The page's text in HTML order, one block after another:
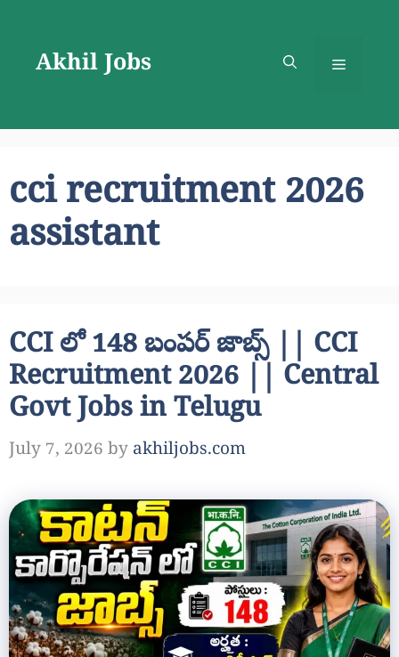
contentAkhil Jobs Menu
cci recruitment 2026
assistant
CCI లో 148 బంపర్ జాబ్స్ || CCI
Recruitment 2026 || Central
Govt Jobs in Telugu
July 7, 2026 by akhiljobs.com